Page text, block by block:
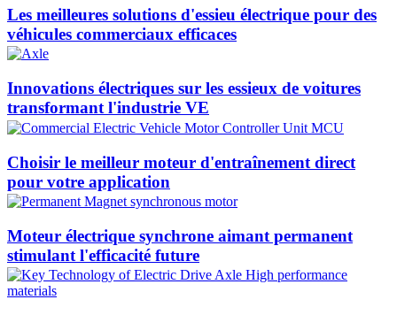
Les meilleures solutions d'essieu électrique pour des
véhicules commerciaux efficaces
Innovations électriques sur les essieux de voitures
transformant l'industrie VE
Choisir le meilleur moteur d'entraînement direct
pour votre application
Moteur électrique synchrone aimant permanent
stimulant l'efficacité future